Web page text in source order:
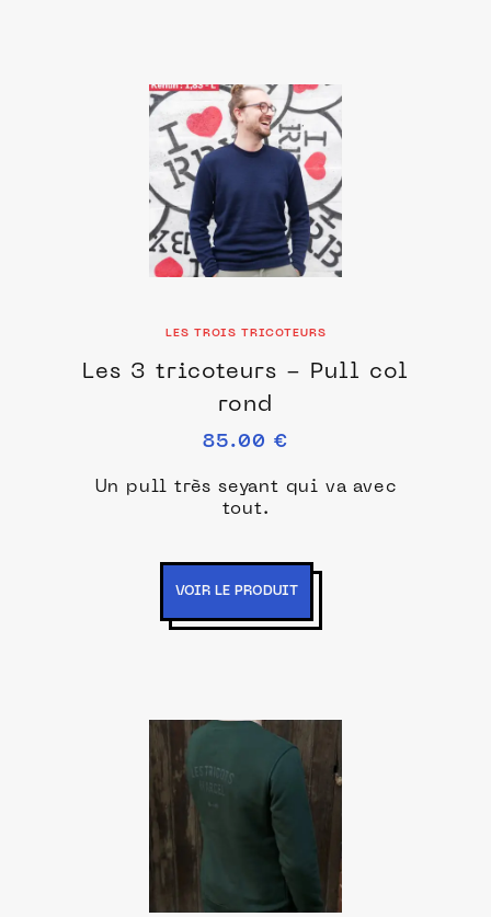
LES TROIS TRICOTEURS
Les 3 tricoteurs - Pull col
rond
85.00 €
Un pull très seyant qui va avec
tout.
VOIR LE PRODUIT